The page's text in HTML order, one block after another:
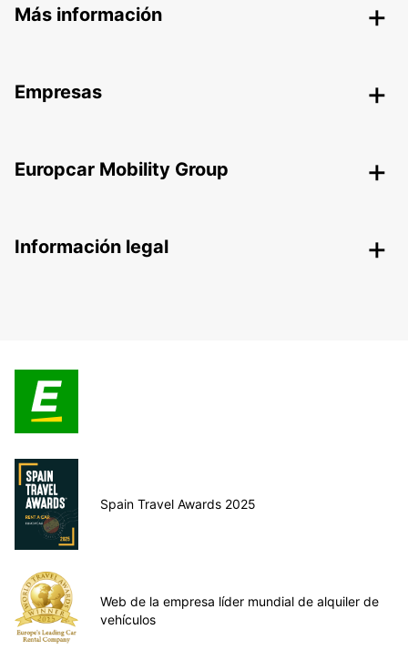
Más información
Empresas
Europcar Mobility Group
Información legal
Spain Travel Awards 2025
Web de la empresa líder mundial de alquiler de
vehículos